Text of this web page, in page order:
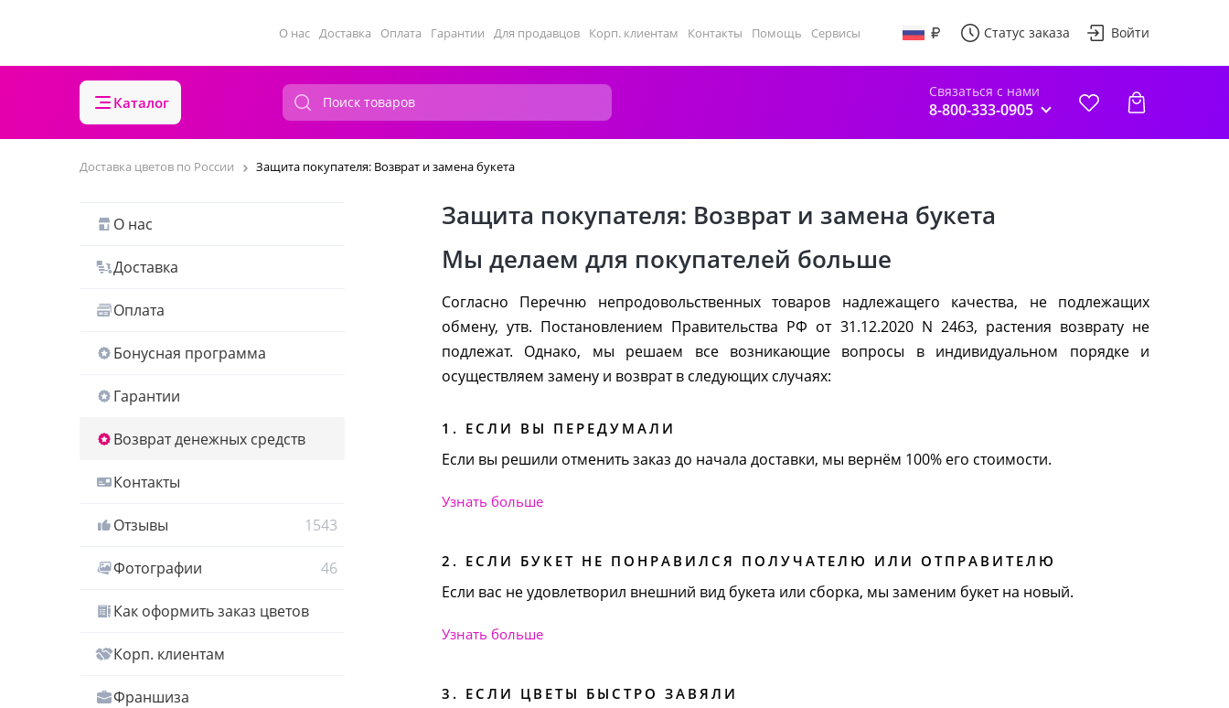
О нас Доставка Оплата Гарантии Для продавцов Корп. клиентам Контакты Помощь Сервисы Статус заказа Войти
Каталог
Связаться с нами
8-800-333-0905
Доставка цветов по России Защита покупателя: Возврат и замена букета
О нас
Доставка
Оплата
Бонусная программа
Гарантии
Возврат денежных средств
Контакты
Отзывы 1543
Фотографии 46
Как оформить заказ цветов
Корп. клиентам
Франшиза
Защита покупателя: Возврат и замена букета
Мы делаем для покупателей больше
Согласно Перечню непродовольственных товаров надлежащего качества, не подлежащих
обмену, утв. Постановлением Правительства РФ от 31.12.2020 N 2463, растения возврату не
подлежат. Однако, мы решаем все возникающие вопросы в индивидуальном порядке и
осуществляем замену и возврат в следующих случаях:
1. ЕСЛИ ВЫ ПЕРЕДУМАЛИ
Если вы решили отменить заказ до начала доставки, мы вернём 100% его стоимости.
Узнать больше
2. ЕСЛИ БУКЕТ НЕ ПОНРАВИЛСЯ ПОЛУЧАТЕЛЮ ИЛИ ОТПРАВИТЕЛЮ
Если вас не удовлетворил внешний вид букета или сборка, мы заменим букет на новый.
Узнать больше
3. ЕСЛИ ЦВЕТЫ БЫСТРО ЗАВЯЛИ